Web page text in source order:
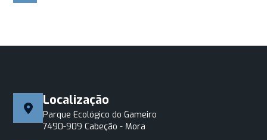
Localização
Parque Ecológico do Gameiro
7490-909 Cabeção - Mora